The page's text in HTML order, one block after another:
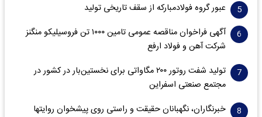
عبور گروه فولادمبارکه از سقف تاریخی تولید
آگهی فراخوان مناقصه عمومی تامین ۱۰۰۰ تن فروسیلیکو منگنز
شرکت آهن و فولاد ارفع
تولید شفت روتور ۲۰۰ مگاواتی برای نخستین‌بار در کشور در
مجتمع صنعتی اسفراین
خبرنگاران، نگهبانان حقیقت و راستی روی پیشخوان روایت­ها